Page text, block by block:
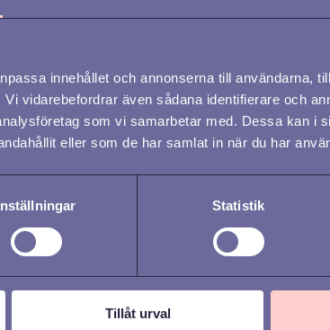
innehållet och annonserna till användarna,
vidarebefordrar även sådana identifierare och
som vi samarbetar med. Dessa kan i
eller som de har samlat in när du har
Statistik
Tillåt urval
OFFBOARDING / AVSLUTA /
BIBEHÅLLA / ATTRAHERA /
UTVECKLA
Utmaningar med att
ha separata HR-
system och hur du
kan lösa det